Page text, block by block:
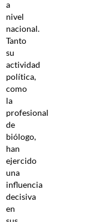
a
nivel
nacional.
Tanto
su
actividad
política,
como
la
profesional
de
biólogo,
han
ejercido
una
influencia
decisiva
en